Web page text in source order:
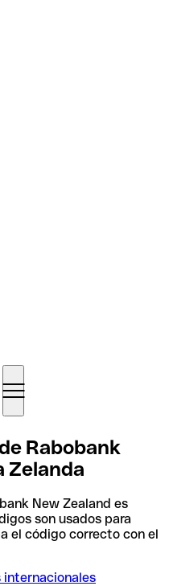
Rabobank
Zelanda
New Zealand es
son usados para
el código correcto con el
internacionales